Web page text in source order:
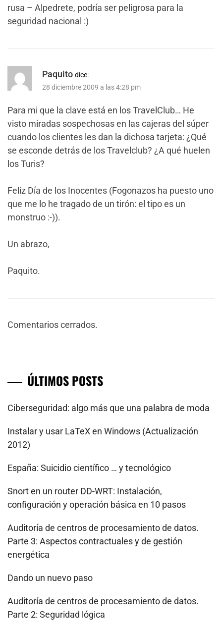
rusa – Alpedrete, podría ser peligrosa para la
seguridad nacional :)
Paquito dice:
28 diciembre 2009 a las 4:28 pm
Para mi que la clave está en los TravelClub… He
visto miradas sospechosas en las cajeras del súper
cuando los clientes les dan la dichosa tarjeta: ¿Qué
se esconde detrás de los Travelclub? ¿A qué huelen
los Turis?
Feliz Día de los Inocentes (Fogonazos ha puesto uno
que me lo he tragado de un tirón: el tipo es un
monstruo :-)).
Un abrazo,
Paquito.
Comentarios cerrados.
ÚLTIMOS POSTS
Ciberseguridad: algo más que una palabra de moda
Instalar y usar LaTeX en Windows (Actualización
2012)
España: Suicidio científico … y tecnológico
Snort en un router DD-WRT: Instalación,
configuración y operación básica en 10 pasos
Auditoría de centros de procesamiento de datos.
Parte 3: Aspectos contractuales y de gestión
energética
Dando un nuevo paso
Auditoría de centros de procesamiento de datos.
Parte 2: Seguridad lógica